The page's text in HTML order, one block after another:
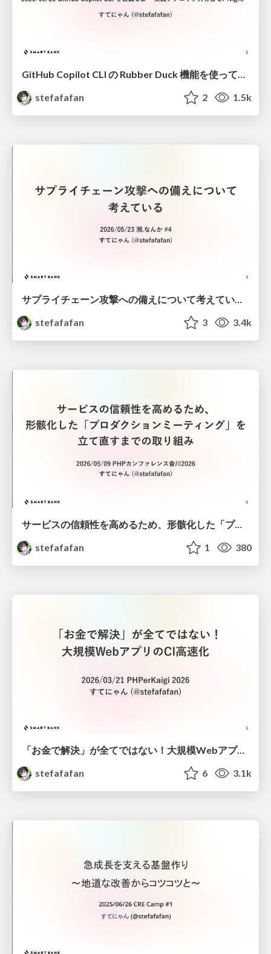
stefafafan
2 1.5k
サプライチェーン攻撃への備えについて考えている #湘なんか
stefafafan
3 3.4k
サービスの信頼性を高めるため、形骸化した「プロダクションミーティング」を立て直すまでの取り組み
stefafafan
1 380
「お金で解決」が全てではない！大規模WebアプリのCI高速化 #phperkaigi
stefafafan
6 3.1k